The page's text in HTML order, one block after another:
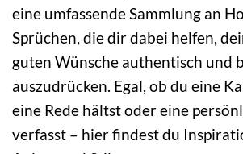
eine umfassende Sammlung an
Sprüchen, die dir dabei helfen,
guten Wünsche authentisch und
auszudrücken. Egal, ob du eine
eine Rede hältst oder eine
verfasst – hier findest du